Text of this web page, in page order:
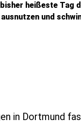
heißeste Tag
und
in Dortmund